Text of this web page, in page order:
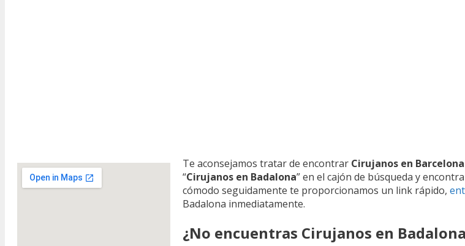
Te aconsejamos tratar de encontrar Cirujanos en
“Cirujanos en Badalona” en el cajón de búsqueda y
cómodo seguidamente te proporcionamos un link rápido,
Badalona inmediatamente.
¿No encuentras Cirujanos en